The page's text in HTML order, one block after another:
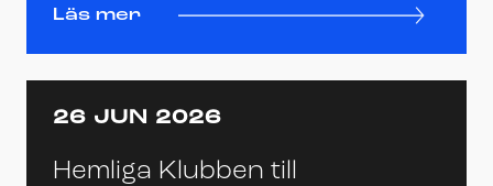
Läs mer
26 JUN 2026
Hemliga Klubben till